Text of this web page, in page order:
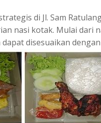
di Jl. Sam
nasi kotak. Mulai dari
disesuaikan